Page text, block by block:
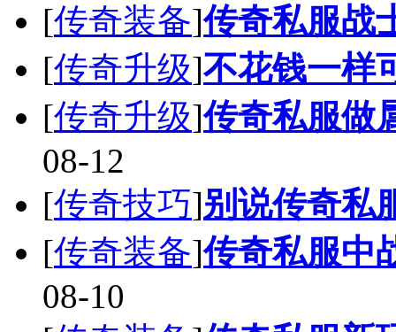
[传奇装备]传奇私服战
[传奇升级]不花钱一样
[传奇升级]传奇私服做
08-12
[传奇技巧]别说传奇私
[传奇装备]传奇私服中
08-10